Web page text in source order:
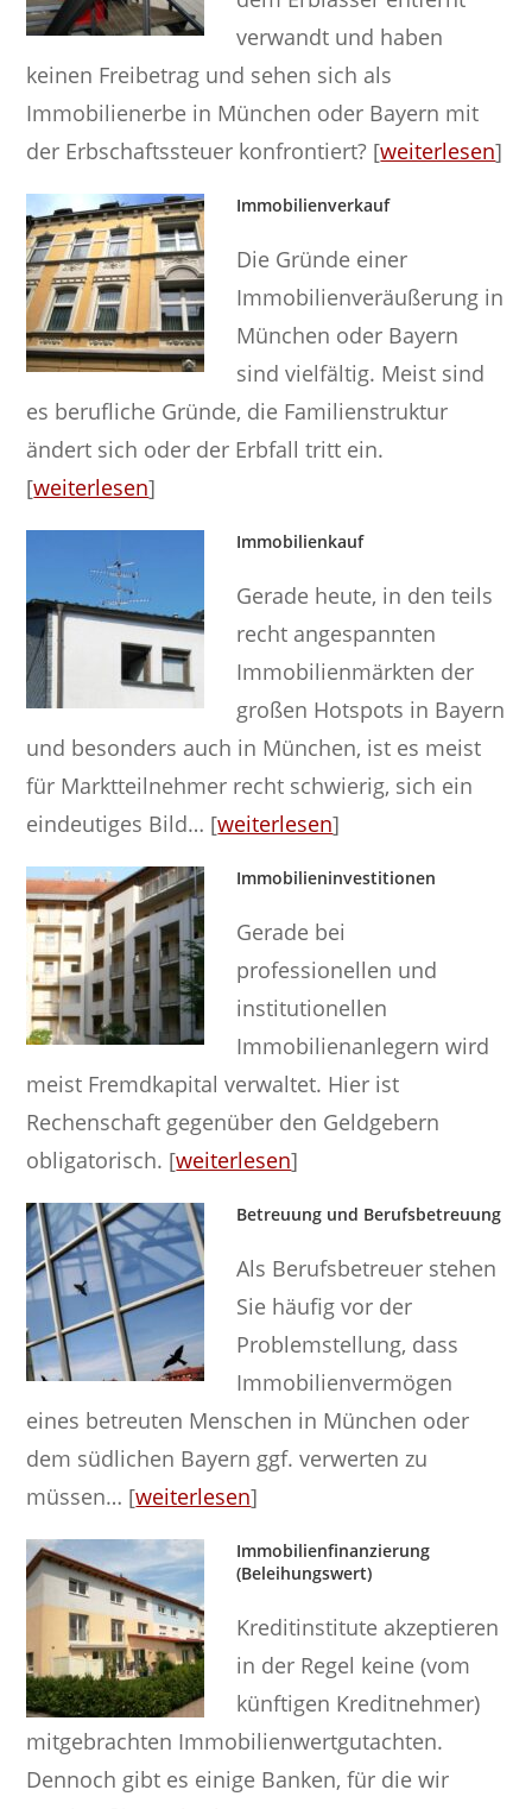
verwandt und haben
keinen Freibetrag und sehen sich als
Immobilienerbe in München oder Bayern mit
der Erbschaftssteuer konfrontiert? [weiterlesen]
Immobilienverkauf
Die Gründe einer
Immobilienveräußerung in
München oder Bayern
sind vielfältig. Meist sind
es berufliche Gründe, die Familienstruktur
ändert sich oder der Erbfall tritt ein.
[weiterlesen]
Immobilienkauf
Gerade heute, in den teils
recht angespannten
Immobilienmärkten der
großen Hotspots in Bayern
und besonders auch in München, ist es meist
für Marktteilnehmer recht schwierig, sich ein
eindeutiges Bild… [weiterlesen]
Immobilieninvestitionen
Gerade bei
professionellen und
institutionellen
Immobilienanlegern wird
meist Fremdkapital verwaltet. Hier ist
Rechenschaft gegenüber den Geldgebern
obligatorisch. [weiterlesen]
Betreuung und Berufsbetreuung
Als Berufsbetreuer stehen
Sie häufig vor der
Problemstellung, dass
Immobilienvermögen
eines betreuten Menschen in München oder
dem südlichen Bayern ggf. verwerten zu
müssen… [weiterlesen]
Immobilienfinanzierung
(Beleihungswert)
Kreditinstitute akzeptieren
in der Regel keine (vom
künftigen Kreditnehmer)
mitgebrachten Immobilienwertgutachten.
Dennoch gibt es einige Banken, für die wir